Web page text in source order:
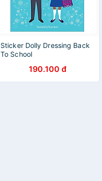
Sticker Dolly Dressing Back
To School
190.100 đ